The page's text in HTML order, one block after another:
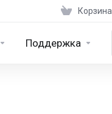
Корзина
Поддержка